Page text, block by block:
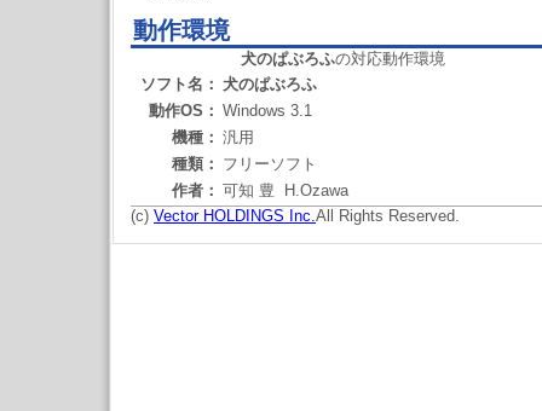
動作環境
犬のぱぶろふの対応動作環境
ソフト名： 犬のぱぶろふ
動作OS： Windows 3.1
機種： 汎用
種類： フリーソフト
作者： 可知 豊 H.Ozawa
(c) Vector HOLDINGS Inc.All Rights Reserved.